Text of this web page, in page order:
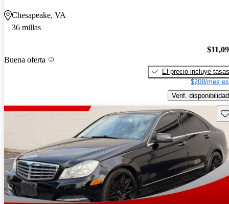
Chesapeake, VA
36 millas
Buena oferta
El precio incluye tasas
$208/mes
Verif. disponibilidad